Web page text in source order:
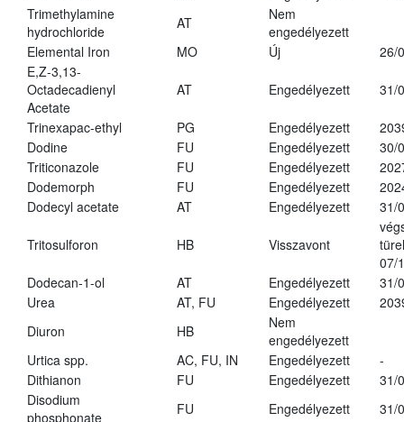
Trimethylamine
hydrochloride
AT
Nem
engedélyezett
Elemental Iron
MO Új
26/
E,Z-3,13-
Octadecadienyl
Acetate
AT Engedélyezett 31/
Trinexapac-ethyl PG Engedélyezett
Dodine
FU Engedélyezett
30/
Triticonazole
FU Engedélyezett
Dodemorph
FU Engedélyezett
Dodecyl acetate
AT Engedélyezett 31/
Tritosulforon HB Visszavont
07/
Dodecan-1-ol
AT Engedélyezett
31/
Urea
AT, FU Engedélyezett
Diuron
HB
Nem
engedélyezett
Urtica spp.
AC, FU, IN Engedélyezett
-
Dithianon
FU Engedélyezett
31/
Disodium
phosphonate
FU Engedélyezett
31/